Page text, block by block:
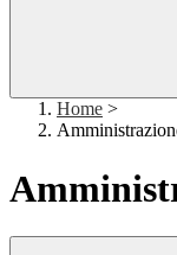
Home >